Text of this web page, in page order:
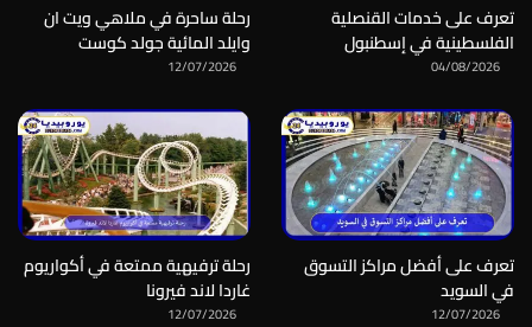
تعرف على خدمات القنصلية
الفلسطينية في إسطنبول
04/08/2026
رحلة ساحرة في ملاهي ويت ان
وايلد المائية جولد كوست
12/07/2026
تعرف على أفضل مراكز التسوق
في السويد
12/07/2026
رحلة ترفيهية ممتعة في أكواريوم
غاردا لاند فيرونا
12/07/2026